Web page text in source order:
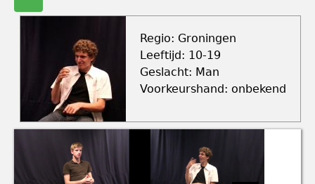
Regio: Groningen
Leeftijd: 10-19
Geslacht: Man
Voorkeurshand: onbekend